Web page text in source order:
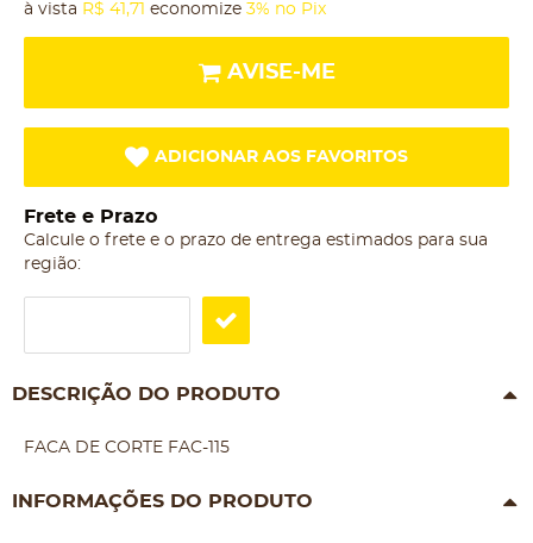
à vista R$ 41,71 economize 3% no Pix
AVISE-ME
ADICIONAR AOS FAVORITOS
Frete e Prazo
Calcule o frete e o prazo de entrega estimados para sua
região:
DESCRIÇÃO DO PRODUTO
FACA DE CORTE FAC-115
INFORMAÇÕES DO PRODUTO